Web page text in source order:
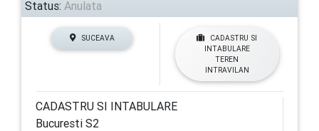
Status: Anulata
SUCEAVA
CADASTRU SI
INTABULARE
TEREN
INTRAVILAN
CADASTRU SI INTABULARE
Bucuresti S2